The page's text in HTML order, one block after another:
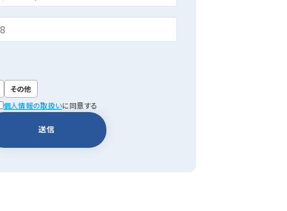
その他
個人情報の取扱いに同意する